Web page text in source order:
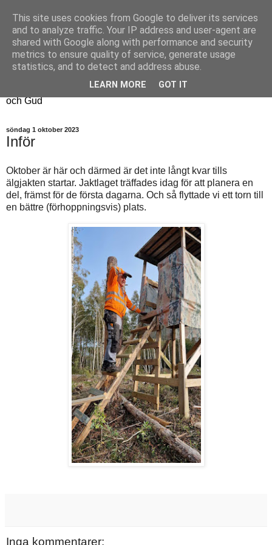
Fyren
Fyren finns för att sprida ljus i mörkret
För att påminna om guldkanterna i tillvaron
Här samsas jakt, hantverk, odling, och andra tankar om livet
och Gud
söndag 1 oktober 2023
Inför
Oktober är här och därmed är det inte långt kvar tills
älgjakten startar. Jaktlaget träffades idag för att planera en
del, främst för de första dagarna. Och så flyttade vi ett torn till
en bättre (förhoppningsvis) plats.
Inga kommentarer:
This site uses cookies from Google to deliver its services
and to analyze traffic. Your IP address and user-agent are
shared with Google along with performance and security
metrics to ensure quality of service, generate usage
statistics, and to detect and address abuse.
LEARN MORE GOT IT